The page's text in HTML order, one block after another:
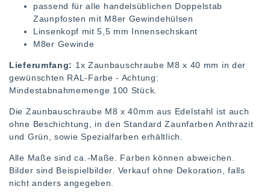
passend für alle handelsüblichen Doppelstab
Zaunpfosten mit M8er Gewindehülsen
Linsenkopf mit 5,5 mm Innensechskant
M8er Gewinde
Lieferumfang: 1x Zaunbauschraube M8 x 40 mm in der
gewünschten RAL-Farbe - Achtung:
Mindestabnahmemenge 100 Stück.
Die Zaunbauschraube M8 x 40mm aus Edelstahl ist auch
ohne Beschichtung, in den Standard Zaunfarben Anthrazit
und Grün, sowie Spezialfarben erhältlich.
Alle Maße sind ca.-Maße. Farben können abweichen.
Bilder sind Beispielbilder. Verkauf ohne Dekoration, falls
nicht anders angegeben.